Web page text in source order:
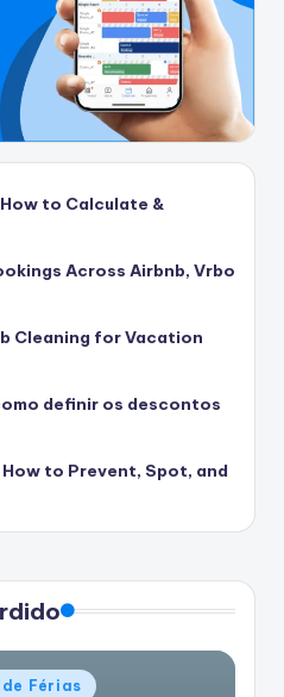
to Calculate &
Across Airbnb, Vrbo
Cleaning for Vacation
definir os descontos
to Prevent, Spot, and
Férias